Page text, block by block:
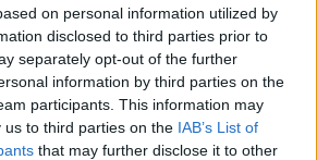
on personal information utilized by
disclosed to third parties prior to
separately opt-out of the further
information by third parties on the
participants. This information may
us to third parties on the IAB’s List of
that may further disclose it to other
Δευτέρα 9 Ιουνίου
αργία για όλους τους